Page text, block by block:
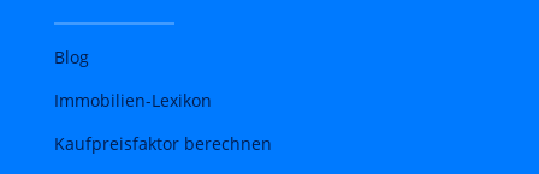
Blog
Immobilien-Lexikon
Kaufpreisfaktor berechnen